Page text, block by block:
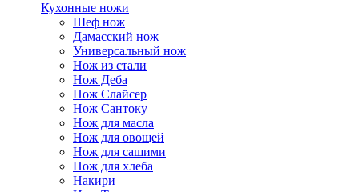
Кухонные ножи
Шеф нож
Дамасский нож
Универсальный нож
Нож из стали
Нож Деба
Нож Слайсер
Нож Сантоку
Нож для масла
Нож для овощей
Нож для сашими
Нож для хлеба
Накири